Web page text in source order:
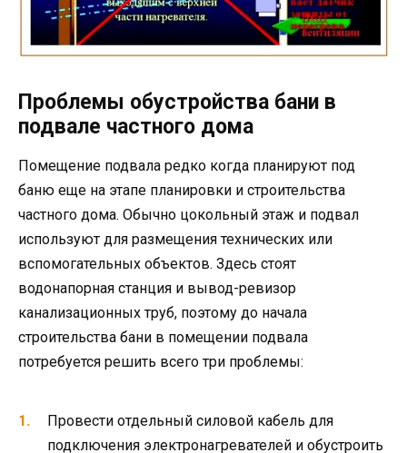
Проблемы обустройства бани в
подвале частного дома
Помещение подвала редко когда планируют под
баню еще на этапе планировки и строительства
частного дома. Обычно цокольный этаж и подвал
используют для размещения технических или
вспомогательных объектов. Здесь стоят
водонапорная станция и вывод-ревизор
канализационных труб, поэтому до начала
строительства бани в помещении подвала
потребуется решить всего три проблемы:
Провести отдельный силовой кабель для
подключения электронагревателей и обустроить